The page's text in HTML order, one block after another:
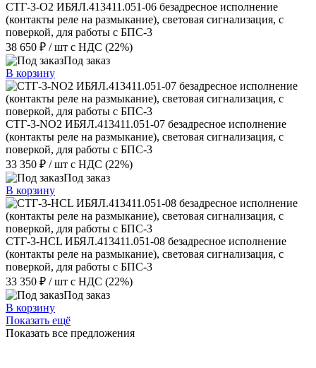
СТГ-3-О2 ИБЯЛ.413411.051-06 безадресное исполнение
(контакты реле на размыкание), световая сигнализация, с
поверкой, для работы с БПС-3
38 650 ₽ / шт с НДС (22%)
Под заказ
В корзину
СТГ-3-NО2 ИБЯЛ.413411.051-07 безадресное исполнение
(контакты реле на размыкание), световая сигнализация, с
поверкой, для работы с БПС-3
33 350 ₽ / шт с НДС (22%)
Под заказ
В корзину
СТГ-3-HСL ИБЯЛ.413411.051-08 безадресное исполнение
(контакты реле на размыкание), световая сигнализация, с
поверкой, для работы с БПС-3
33 350 ₽ / шт с НДС (22%)
Под заказ
В корзину
Показать ещё
Показать все предложения